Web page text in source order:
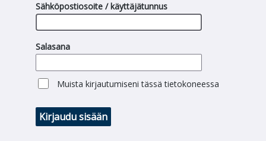
Sähköpostiosoite / käyttäjätunnus
Salasana
Muista kirjautumiseni tässä tietokoneessa
Kirjaudu sisään